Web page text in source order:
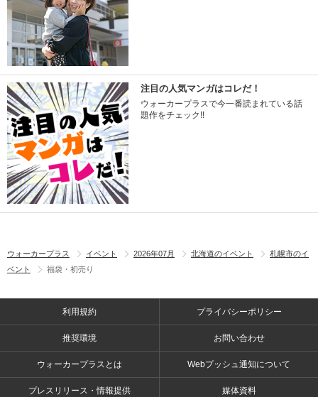
注目の人気マンガはコレだ！
ウォーカープラスで今一番読まれている話
題作をチェック!!
ウォーカープラス イベント 2026年07月 北海道のイベント
札幌市のイ
ベント
福袋・初売り
利用規約 プライバシーポリシー
推奨環境 お問い合わせ
ウォーカープラスとは Webプッシュ通知について
プレスリリース・情報提供 媒体資料